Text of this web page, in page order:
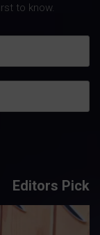
to know.
Editors Pick